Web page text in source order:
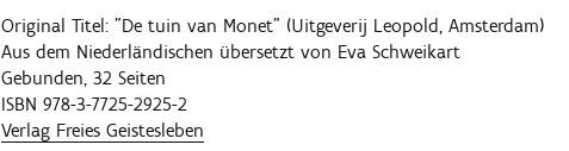
Original Titel: "De tuin van Monet" (Uitgeverij Leopold, Amsterdam)
Aus dem Niederländischen übersetzt von Eva Schweikart
Gebunden, 32 Seiten
ISBN 978-3-7725-2925-2
Verlag Freies Geistesleben